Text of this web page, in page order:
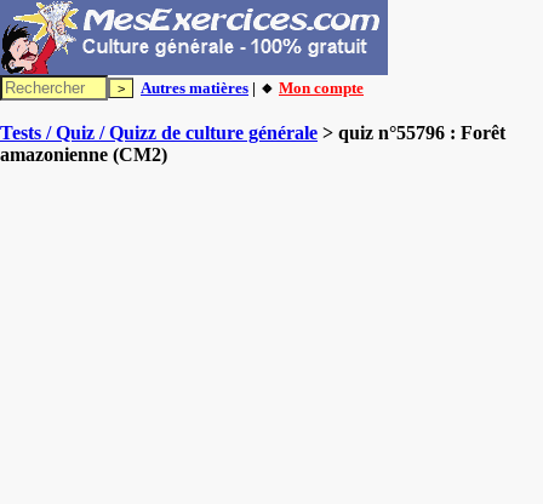
Autres matières | 🔸 Mon compte
Tests / Quiz / Quizz de culture générale > quiz n°55796 : Forêt
amazonienne (CM2)